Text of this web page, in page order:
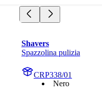
Shavers
Spazzolina pulizia
CRP338/01
Nero